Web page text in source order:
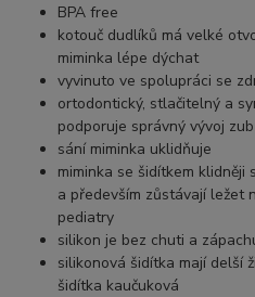
BPA free
kotouč dudlíků má velké
miminka lépe dýchat
vyvinuto ve spolupráci se
ortodontický, stlačitelný a
podporuje správný vývoj
sání miminka uklidňuje
miminka se šidítkem klidněji
a především zůstávají ležet
pediatry
silikon je bez chuti a
silikonová šidítka mají delší
šidítka kaučuková